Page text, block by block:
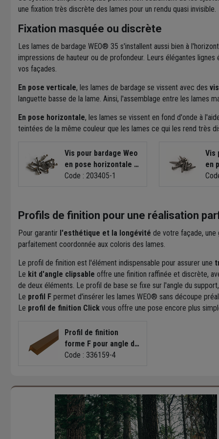
une fixation très discrète des lames pour un rendu quasi invisible.
Fixation masquée ou discrète
Les lames de bardage WEO® 35 s'installent aussi bien à
impressions de hauteur ou de profondeur. Leurs élégantes
vos façades.
En pose verticale, les lames de bardage se vissent avec des
languette basse de la lame. Ainsi, l'assemblage entre les lames
En pose horizontale, les lames se vissent en fond d'onde à
teintées de la même couleur que les lames ce qui les rend très
Vis pour bardage Weo
en pose horizontale -
Inox A2 - 4,2 MM x 38,0
embout de vissage
Code : 203405-1
Vis
en
T20
Profils de finition pour une réalisation
Pour garantir l'esthétique et la longévité de votre façade,
parfaitement coordonnée aux coloris des lames.
Le profil de finition est l'élément indispensable pour assurer une
Le kit d'angle clipsable offre une finition raffinée et discrète,
de deux éléments. Le profil de base se fixe sur l'angle du
Le profil F permet d'insérer les lames WEO® sans découpe
Le profil de finition Click vous offre une pose encore plus
Profil de finition
forme F pour angle de
bardage Weo -
- Coloris Teak
Code : 336159-4